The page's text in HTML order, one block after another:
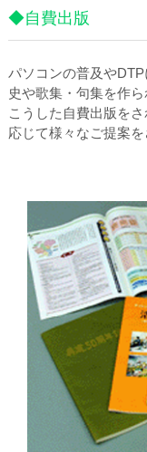
◆自費出版
パソコンの普及や
史や歌集・句集を作
こうした自費出版を
応じて様々なご提案を